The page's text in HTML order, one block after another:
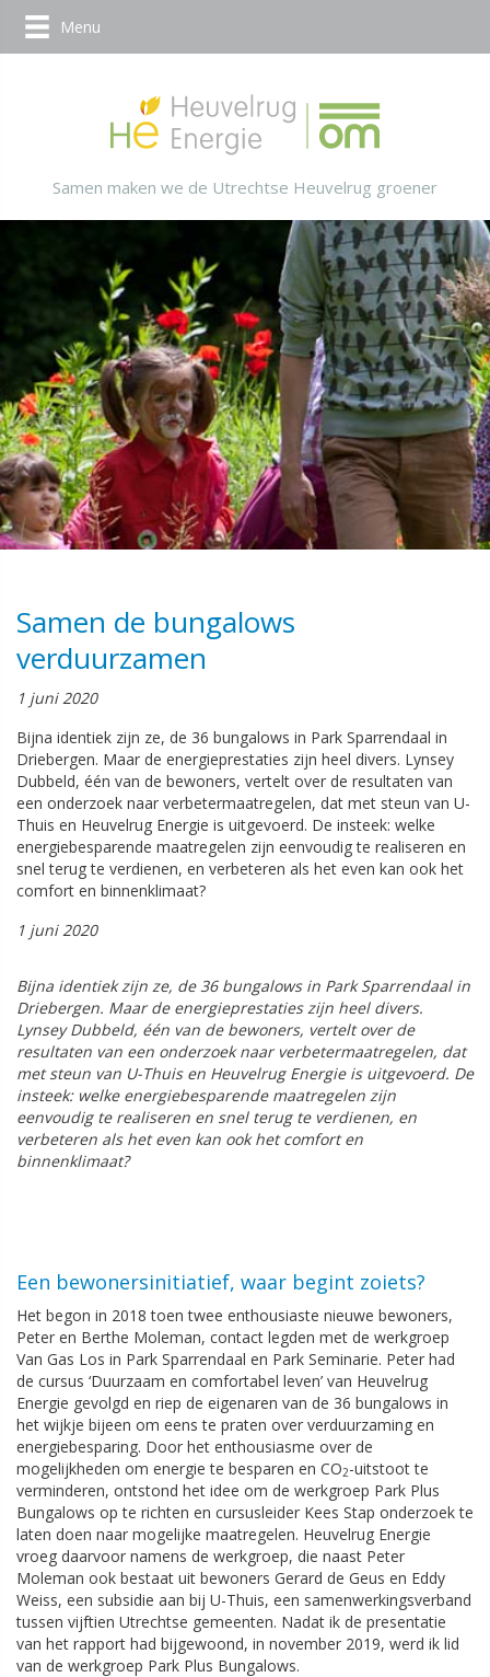
Menu
Samen maken we de Utrechtse Heuvelrug groener
Samen de bungalows
verduurzamen
1 juni 2020
Bijna identiek zijn ze, de 36 bungalows in Park Sparrendaal in
Driebergen. Maar de energieprestaties zijn heel divers. Lynsey
Dubbeld, één van de bewoners, vertelt over de resultaten van
een onderzoek naar verbetermaatregelen, dat met steun van U-
Thuis en Heuvelrug Energie is uitgevoerd. De insteek: welke
energiebesparende maatregelen zijn eenvoudig te realiseren en
snel terug te verdienen, en verbeteren als het even kan ook het
comfort en binnenklimaat?
1 juni 2020
Bijna identiek zijn ze, de 36 bungalows in Park Sparrendaal in
Driebergen. Maar de energieprestaties zijn heel divers.
Lynsey Dubbeld, één van de bewoners, vertelt over de
resultaten van een onderzoek naar verbetermaatregelen, dat
met steun van U-Thuis en Heuvelrug Energie is uitgevoerd. De
insteek: welke energiebesparende maatregelen zijn
eenvoudig te realiseren en snel terug te verdienen, en
verbeteren als het even kan ook het comfort en
binnenklimaat?
Een bewonersinitiatief, waar begint zoiets?
Het begon in 2018 toen twee enthousiaste nieuwe bewoners,
Peter en Berthe Moleman, contact legden met de werkgroep
Van Gas Los in Park Sparrendaal en Park Seminarie. Peter had
de cursus ‘Duurzaam en comfortabel leven’ van Heuvelrug
Energie gevolgd en riep de eigenaren van de 36 bungalows in
het wijkje bijeen om eens te praten over verduurzaming en
energiebesparing. Door het enthousiasme over de
mogelijkheden om energie te besparen en CO2-uitstoot te
verminderen, ontstond het idee om de werkgroep Park Plus
Bungalows op te richten en cursusleider Kees Stap onderzoek te
laten doen naar mogelijke maatregelen. Heuvelrug Energie
vroeg daarvoor namens de werkgroep, die naast Peter
Moleman ook bestaat uit bewoners Gerard de Geus en Eddy
Weiss, een subsidie aan bij U-Thuis, een samenwerkingsverband
tussen vijftien Utrechtse gemeenten. Nadat ik de presentatie
van het rapport had bijgewoond, in november 2019, werd ik lid
van de werkgroep Park Plus Bungalows.